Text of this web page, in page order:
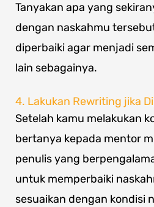
Tanyakan apa yang
dengan naskahmu
diperbaiki agar menjadi
lain sebagainya.
4. Lakukan Rewriting jika
Setelah kamu melakukan
bertanya kepada mentor
penulis yang
untuk memperbaiki
sesuaikan dengan kondisi